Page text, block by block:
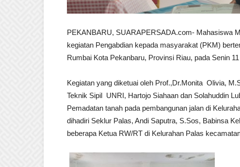
PEKANBARU, SUARAPERSADA.com- Mahasiswa
kegiatan Pengabdian kepada masyarakat (PKM)
Rumbai Kota Pekanbaru, Provinsi Riau, pada Senin
Kegiatan yang diketuai oleh Prof.,Dr.Monita Olivia,
Teknik Sipil UNRI, Hartojo Siahaan dan Solahuddin
Pemadatan tanah pada pembangunan jalan di
dihadiri Seklur Palas, Andi Saputra, S.Sos, Babinsa
beberapa Ketua RW/RT di Kelurahan Palas